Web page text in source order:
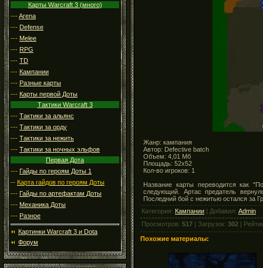
Карты Warcraft 3 (много)
---Arena
--- Defense
--- Melee
--- RPG
--- TD
--- Кампании
--- Разные карты
--- Карты первой Доты
Тактики Warcraft 3
--- Тактики за альянс
--- Тактики за орду
--- Тактики за нежить
--- Тактики за ночных эльфов
Первая Дота
--- Гайды по героям Доты 1
-- Карта гайдов по героям Доты
--- Гайды по артефактам Доты
--- Механика Доты
--- Разное
Картинки Warcraft 3 и Dota
Форум
Жанр: кампания
Автор: Defective batch
Объем: 4,01 Мб
Площадь: 52x52
Кол-во игроков: 1
Название карты переводится как
следующий. Артас предатель
Последний бой с нежитью остался за
Категория: Кампании | Добавил: Admin
Просмотров: 517 | Загрузок: 302 |
Похожие материалы: